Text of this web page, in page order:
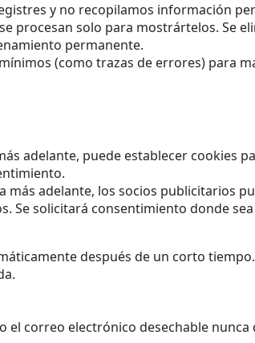
y no recopilamos información
procesan solo para mostrártelos. Se
permanente.
(como trazas de errores) para
adelante, puede establecer cookies
más adelante, los socios publicitarios
Se solicitará consentimiento donde
después de un corto tiempo.
correo electrónico desechable nunca